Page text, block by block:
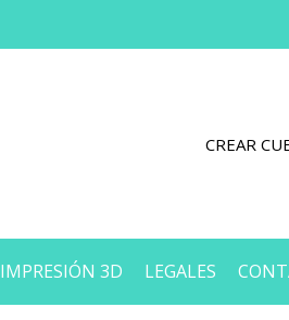
CREAR
IMPRESIÓN 3D LEGALES